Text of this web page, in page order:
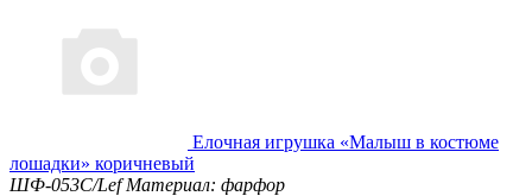
Елочная игрушка «Малыш в костюме
лошадки» коричневый
ШФ-053С/Lef Материал: фарфор